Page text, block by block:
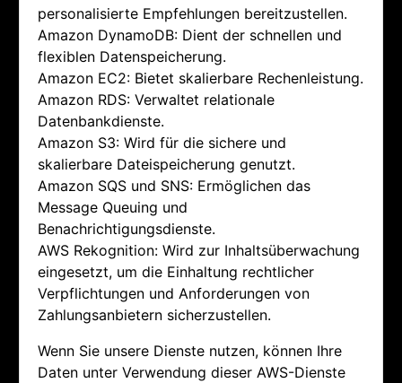
personalisierte Empfehlungen bereitzustellen.
Amazon DynamoDB: Dient der schnellen und
flexiblen Datenspeicherung.
Amazon EC2: Bietet skalierbare Rechenleistung.
Amazon RDS: Verwaltet relationale
Datenbankdienste.
Amazon S3: Wird für die sichere und
skalierbare Dateispeicherung genutzt.
Amazon SQS und SNS: Ermöglichen das
Message Queuing und
Benachrichtigungsdienste.
AWS Rekognition: Wird zur Inhaltsüberwachung
eingesetzt, um die Einhaltung rechtlicher
Verpflichtungen und Anforderungen von
Zahlungsanbietern sicherzustellen.
Wenn Sie unsere Dienste nutzen, können Ihre
Daten unter Verwendung dieser AWS-Dienste